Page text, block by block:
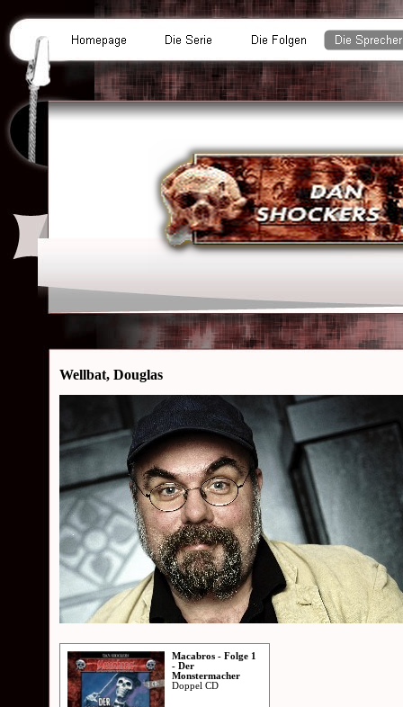
Wellbat, Douglas
Macabros - Folge 1
- Der
Monstermacher
Doppel CD